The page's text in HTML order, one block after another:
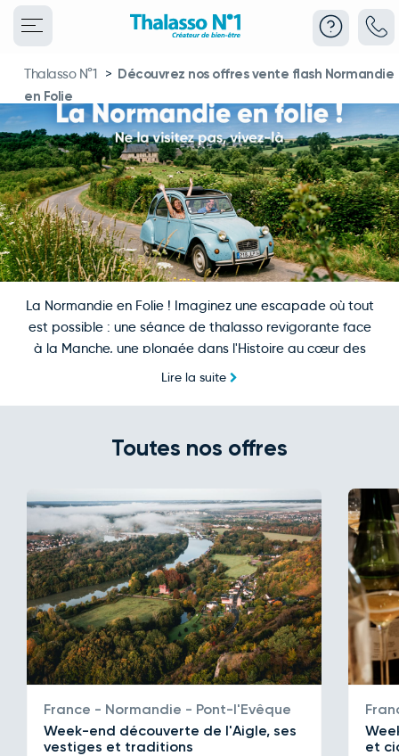
Thalasso N°1 > Découvrez nos offres vente flash Normandie
en Folie
La Normandie en Folie ! Imaginez une escapade où tout
est possible : une séance de thalasso revigorante face
à la Manche, une plongée dans l'Histoire au cœur des
plages du Débarquement,
à travers bocages et villages de charme. La Normandie
Offres disponibles jusqu'au 5 août 2026.
Lire la suite
Toutes nos offres
France - Normandie - Pont-l'Evêque
Week-end découverte de l'Aigle, ses
vestiges et traditions
et